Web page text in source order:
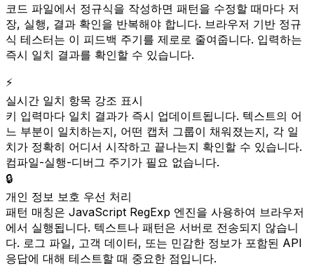
코드 파일에서 정규식을 작성하면 패턴을 수정할 때마다 저
장, 실행, 결과 확인을 반복해야 합니다. 브라우저 기반 정규
식 테스터는 이 피드백 주기를 제로로 줄여줍니다. 입력하는
즉시 일치 결과를 확인할 수 있습니다.
⚡
실시간 일치 항목 강조 표시
키 입력마다 일치 결과가 즉시 업데이트됩니다. 텍스트의 어
느 부분이 일치하는지, 어떤 캡처 그룹이 채워졌는지, 각 일
치가 정확히 어디서 시작하고 끝나는지 확인할 수 있습니다.
컴파일-실행-디버그 주기가 필요 없습니다.
🔒
개인 정보 보호 우선 처리
패턴 매칭은 JavaScript RegExp 엔진을 사용하여 브라우저
에서 실행됩니다. 텍스트나 패턴은 서버로 전송되지 않습니
다. 로그 파일, 고객 데이터, 또는 민감한 정보가 포함된 API
응답에 대해 테스트할 때 중요한 점입니다.